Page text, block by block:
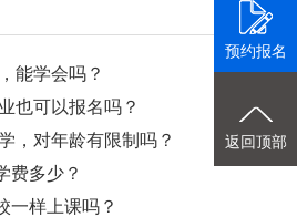
能学会吗？
也可以报名吗？
，对年龄有限制吗？
费多少？
一样上课吗？
预约报名
返回顶部